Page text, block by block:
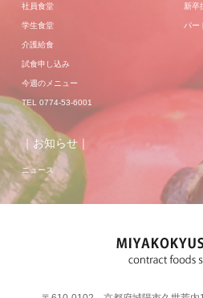
社員食堂
学生食堂
介護給食
試食申し込み
今週のメニュー
TEL 0774-53-6001
新卒
パー
｜お知らせ｜
ニュース